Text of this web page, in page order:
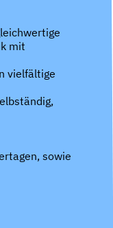
mit
vielfältige
sowie